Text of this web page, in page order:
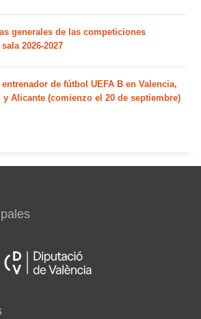
generales de las competiciones
2026-2027
de fútbol UEFA B en Valencia,
y Alicante (comienzo el 20 de septiembre)